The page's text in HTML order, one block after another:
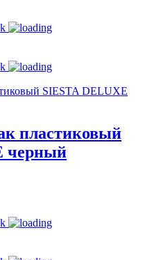
пластиковый
черный